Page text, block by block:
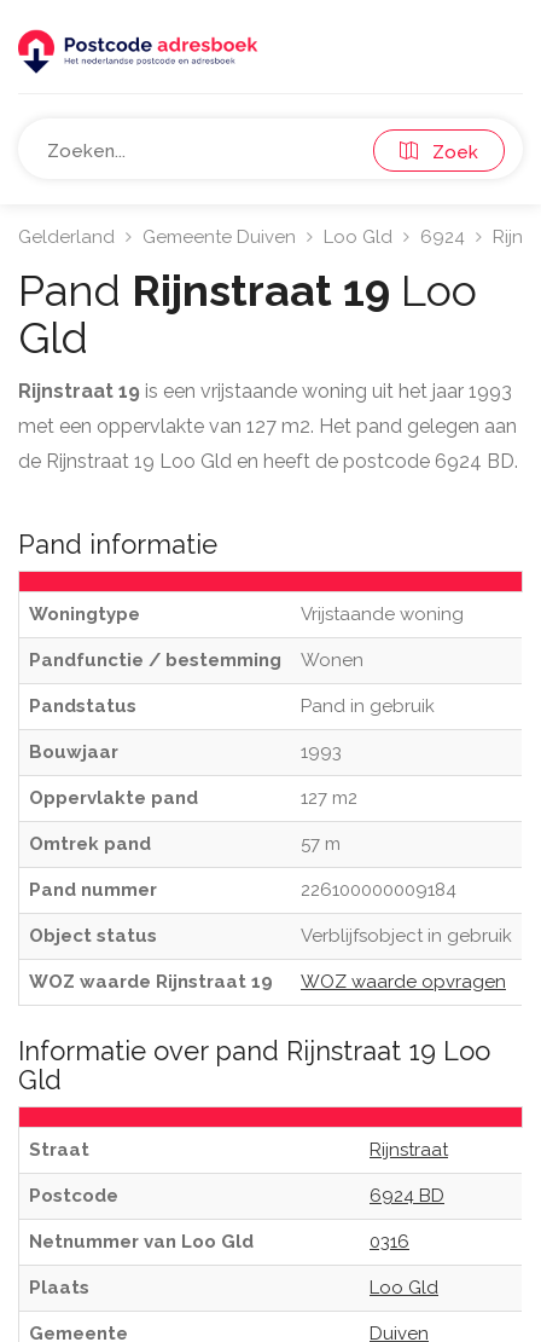
Zoek
Gelderland Gemeente Duiven Loo Gld 6924
Pand Rijnstraat 19 Loo
Gld
Rijnstraat 19 is een vrijstaande woning uit het jaar 1993
met een oppervlakte van 127 m2. Het pand gelegen aan
de Rijnstraat 19 Loo Gld en heeft de postcode 6924 BD.
Pand informatie
Woningtype Vrijstaande woning
Pandfunctie / bestemming Wonen
Pandstatus Pand in gebruik
Bouwjaar 1993
Oppervlakte pand 127 m2
Omtrek pand 57 m
Pand nummer 226100000009184
Object status Verblijfsobject in gebruik
WOZ waarde Rijnstraat 19 WOZ waarde opvragen
Informatie over pand Rijnstraat 19 Loo
Gld
Straat Rijnstraat
Postcode 6924 BD
Netnummer van Loo Gld 0316
Plaats Loo Gld
Gemeente Duiven